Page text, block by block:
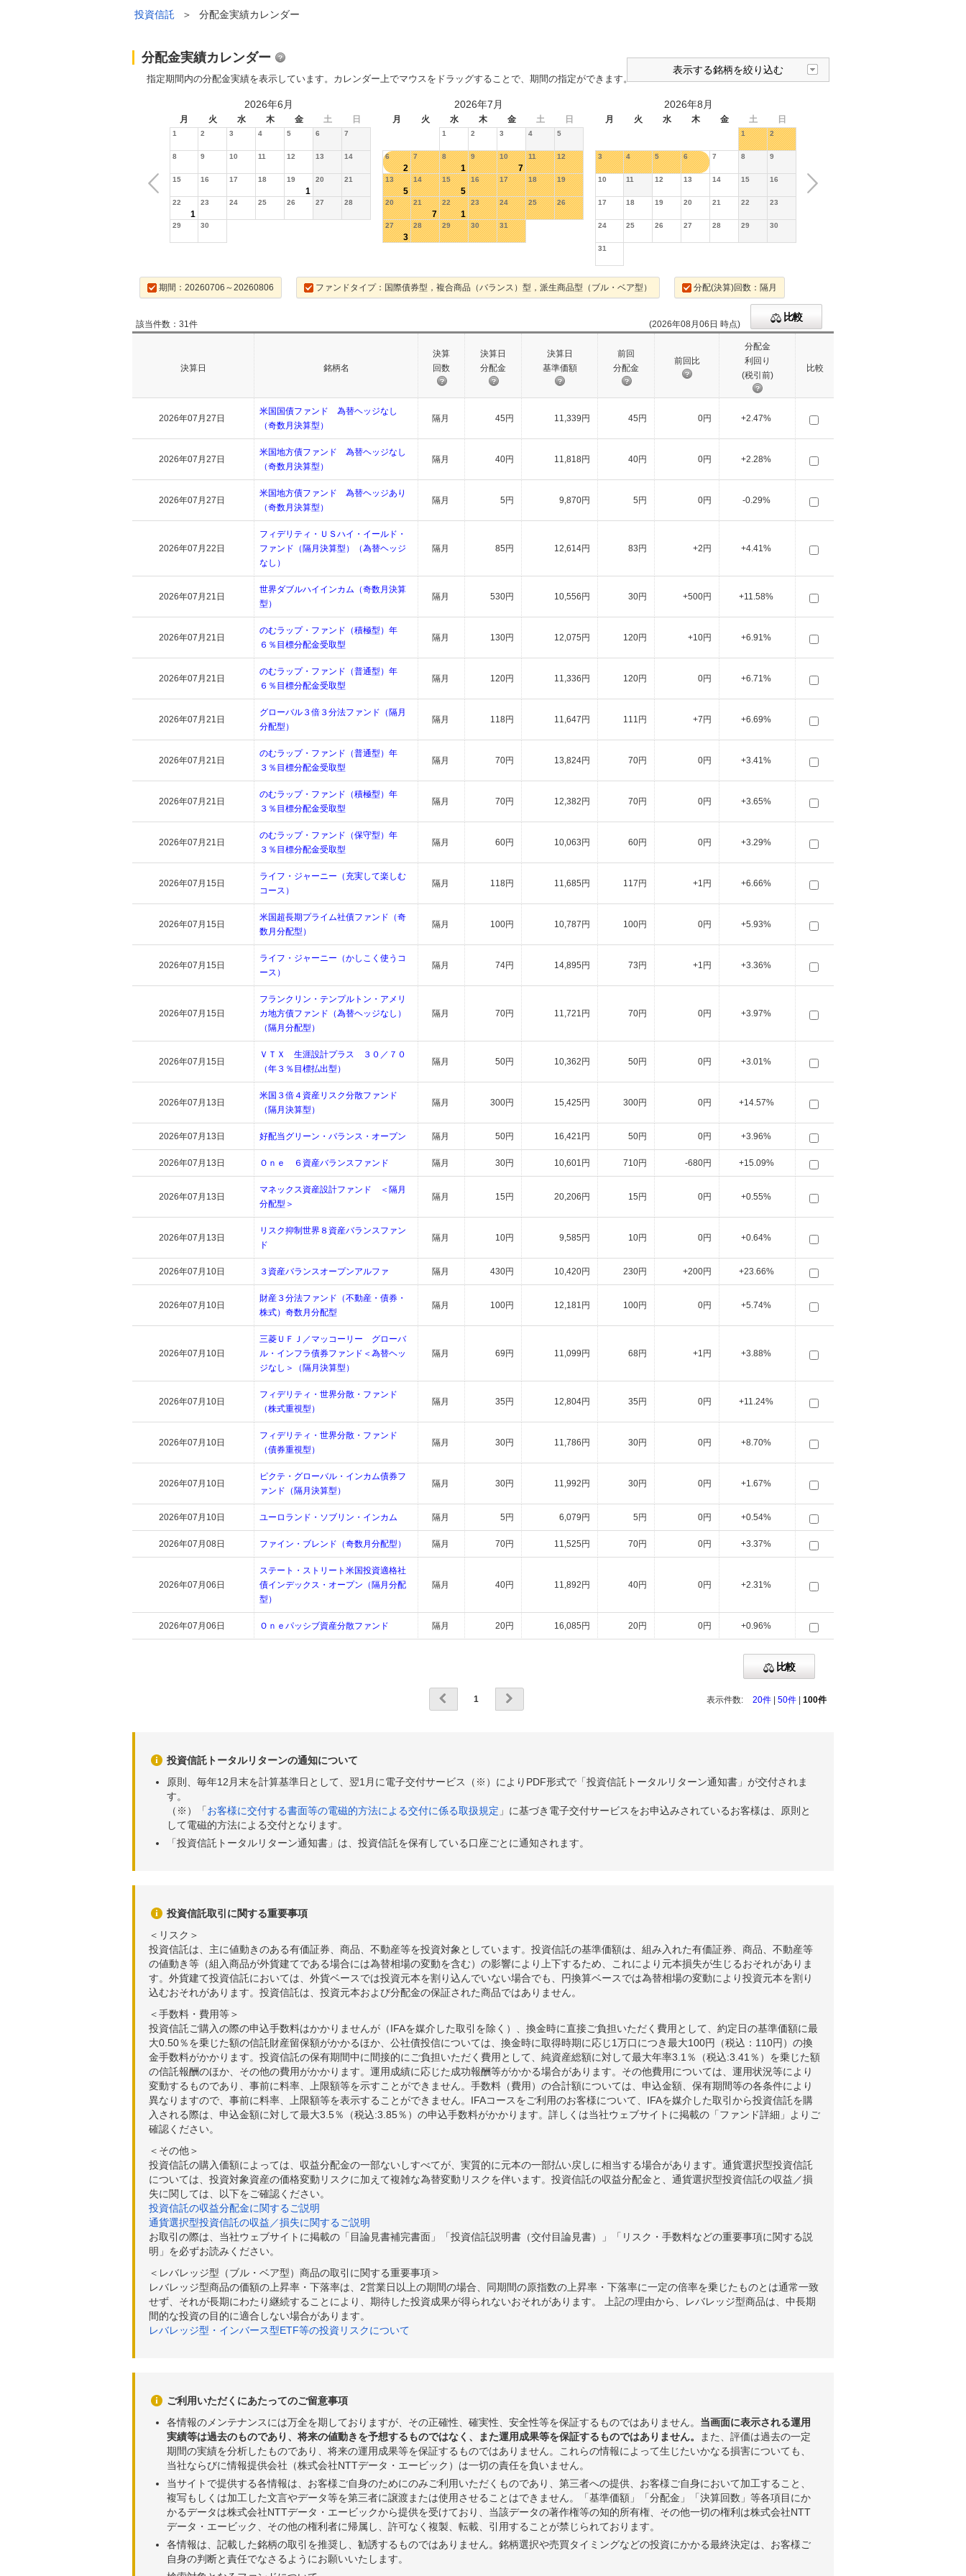
投資信託 ＞ 分配金実績カレンダー
分配金実績カレンダー
表示する銘柄を絞り込む
指定期間内の分配金実績を表示しています。カレンダー上でマウスをドラッグすることで、期間の指定ができます。
2026年6月 2026年7月 2026年8月
月 火 水 木 金 土 日 月 火 水 木 金 土 日 月 火 水 木 金 土 日
1 2 3 4 5 6 7
8 9 10 11 12 13 14
15 16 17 18 19
1
20 21
22
1
23 24 25 26 27 28
29 30
1 2 3 4 5
6
2
7 8
1
9 10
7
11 12
13
5
14 15
5
16 17 18 19
20 21
7
22
1
23 24 25 26
27
3
28 29 30 31
1 2
3 4 5 6 7 8 9
10 11 12 13 14 15 16
17 18 19 20 21 22 23
24 25 26 27 28 29 30
31
期間：20260706～20260806 ファンドタイプ：国際債券型，複合商品（バランス）型，派生商品型（ブル・ベア型） 分配(決算)回数：隔月
該当件数：31件
比較
(2026年08月06日 時点)
決算日 銘柄名
決算
回数
決算日
分配金
決算日
基準価額
前回
分配金
前回比
分配金
利回り
(税引前)
比較
2026年07月27日
米国国債ファンド 為替ヘッジなし
（奇数月決算型）
隔月 45円 11,339円 45円 0円 +2.47%
2026年07月27日
米国地方債ファンド 為替ヘッジなし
（奇数月決算型）
隔月 40円 11,818円 40円 0円 +2.28%
2026年07月27日
米国地方債ファンド 為替ヘッジあり
（奇数月決算型）
隔月 5円 9,870円 5円 0円 -0.29%
2026年07月22日
フィデリティ・ＵＳハイ・イールド・
ファンド（隔月決算型）（為替ヘッジ
なし）
隔月 85円 12,614円 83円 +2円 +4.41%
2026年07月21日
世界ダブルハイインカム（奇数月決算
型）
隔月 530円 10,556円 30円 +500円 +11.58%
2026年07月21日
のむラップ・ファンド（積極型）年
６％目標分配金受取型
隔月 130円 12,075円 120円 +10円 +6.91%
2026年07月21日
のむラップ・ファンド（普通型）年
６％目標分配金受取型
隔月 120円 11,336円 120円 0円 +6.71%
2026年07月21日
グローバル３倍３分法ファンド（隔月
分配型）
隔月 118円 11,647円 111円 +7円 +6.69%
2026年07月21日
のむラップ・ファンド（普通型）年
３％目標分配金受取型
隔月 70円 13,824円 70円 0円 +3.41%
2026年07月21日
のむラップ・ファンド（積極型）年
３％目標分配金受取型
隔月 70円 12,382円 70円 0円 +3.65%
2026年07月21日
のむラップ・ファンド（保守型）年
３％目標分配金受取型
隔月 60円 10,063円 60円 0円 +3.29%
2026年07月15日
ライフ・ジャーニー（充実して楽しむ
コース）
隔月 118円 11,685円 117円 +1円 +6.66%
2026年07月15日
米国超長期プライム社債ファンド（奇
数月分配型）
隔月 100円 10,787円 100円 0円 +5.93%
2026年07月15日
ライフ・ジャーニー（かしこく使うコ
ース）
隔月 74円 14,895円 73円 +1円 +3.36%
2026年07月15日
フランクリン・テンプルトン・アメリ
カ地方債ファンド（為替ヘッジなし）
（隔月分配型）
隔月 70円 11,721円 70円 0円 +3.97%
2026年07月15日
ＶＴＸ 生涯設計プラス ３０／７０
（年３％目標払出型）
隔月 50円 10,362円 50円 0円 +3.01%
2026年07月13日
米国３倍４資産リスク分散ファンド
（隔月決算型）
隔月 300円 15,425円 300円 0円 +14.57%
2026年07月13日 好配当グリーン・バランス・オープン 隔月 50円 16,421円 50円 0円 +3.96%
2026年07月13日 Ｏｎｅ ６資産バランスファンド 隔月 30円 10,601円 710円 -680円 +15.09%
2026年07月13日
マネックス資産設計ファンド ＜隔月
分配型＞
隔月 15円 20,206円 15円 0円 +0.55%
2026年07月13日
リスク抑制世界８資産バランスファン
ド
隔月 10円 9,585円 10円 0円 +0.64%
2026年07月10日 ３資産バランスオープンアルファ 隔月 430円 10,420円 230円 +200円 +23.66%
2026年07月10日
財産３分法ファンド（不動産・債券・
株式）奇数月分配型
隔月 100円 12,181円 100円 0円 +5.74%
2026年07月10日
三菱ＵＦＪ／マッコーリー グローバ
ル・インフラ債券ファンド＜為替ヘッ
ジなし＞（隔月決算型）
隔月 69円 11,099円 68円 +1円 +3.88%
2026年07月10日
フィデリティ・世界分散・ファンド
（株式重視型）
隔月 35円 12,804円 35円 0円 +11.24%
2026年07月10日
フィデリティ・世界分散・ファンド
（債券重視型）
隔月 30円 11,786円 30円 0円 +8.70%
2026年07月10日
ピクテ・グローバル・インカム債券フ
ァンド（隔月決算型）
隔月 30円 11,992円 30円 0円 +1.67%
2026年07月10日 ユーロランド・ソブリン・インカム 隔月 5円 6,079円 5円 0円 +0.54%
2026年07月08日 ファイン・ブレンド（奇数月分配型） 隔月 70円 11,525円 70円 0円 +3.37%
2026年07月06日
ステート・ストリート米国投資適格社
債インデックス・オープン（隔月分配
型）
隔月 40円 11,892円 40円 0円 +2.31%
2026年07月06日 Ｏｎｅパッシブ資産分散ファンド 隔月 20円 16,085円 20円 0円 +0.96%
比較
1 表示件数: 20件 50件 100件
投資信託トータルリターンの通知について
原則、毎年12月末を計算基準日として、翌1月に電子交付サービス（※）によりPDF形式で「投資信託トータルリターン通知書」が交付されま
す。
（※）「お客様に交付する書面等の電磁的方法による交付に係る取扱規定 」に基づき電子交付サービスをお申込みされているお客様は、原則と
して電磁的方法による交付となります。
「投資信託トータルリターン通知書」は、投資信託を保有している口座ごとに通知されます。
投資信託取引に関する重要事項
＜リスク＞
投資信託は、主に値動きのある有価証券、商品、不動産等を投資対象としています。投資信託の基準価額は、組み入れた有価証券、商品、不動産等
の値動き等（組入商品が外貨建てである場合には為替相場の変動を含む）の影響により上下するため、これにより元本損失が生じるおそれがありま
す。外貨建て投資信託においては、外貨ベースでは投資元本を割り込んでいない場合でも、円換算ベースでは為替相場の変動により投資元本を割り
込むおそれがあります。投資信託は、投資元本および分配金の保証された商品ではありません。
＜手数料・費用等＞
投資信託ご購入の際の申込手数料はかかりませんが（IFAを媒介した取引を除く）、換金時に直接ご負担いただく費用として、約定日の基準価額に最
大0.50％を乗じた額の信託財産留保額がかかるほか、公社債投信については、換金時に取得時期に応じ1万口につき最大100円（税込：110円）の換
金手数料がかかります。投資信託の保有期間中に間接的にご負担いただく費用として、純資産総額に対して最大年率3.1％（税込:3.41％）を乗じた額
の信託報酬のほか、その他の費用がかかります。運用成績に応じた成功報酬等がかかる場合があります。その他費用については、運用状況等により
変動するものであり、事前に料率、上限額等を示すことができません。手数料（費用）の合計額については、申込金額、保有期間等の各条件により
異なりますので、事前に料率、上限額等を表示することができません。IFAコースをご利用のお客様について、IFAを媒介した取引から投資信託を購
入される際は、申込金額に対して最大3.5％（税込:3.85％）の申込手数料がかかります。詳しくは当社ウェブサイトに掲載の「ファンド詳細」よりご
確認ください。
＜その他＞
投資信託の購入価額によっては、収益分配金の一部ないしすべてが、実質的に元本の一部払い戻しに相当する場合があります。通貨選択型投資信託
については、投資対象資産の価格変動リスクに加えて複雑な為替変動リスクを伴います。投資信託の収益分配金と、通貨選択型投資信託の収益／損
失に関しては、以下をご確認ください。
投資信託の収益分配金に関するご説明
通貨選択型投資信託の収益／損失に関するご説明
お取引の際は、当社ウェブサイトに掲載の「目論見書補完書面」「投資信託説明書（交付目論見書）」「リスク・手数料などの重要事項に関する説
明」を必ずお読みください。
＜レバレッジ型（ブル・ベア型）商品の取引に関する重要事項＞
レバレッジ型商品の価額の上昇率・下落率は、2営業日以上の期間の場合、同期間の原指数の上昇率・下落率に一定の倍率を乗じたものとは通常一致
せず、それが長期にわたり継続することにより、期待した投資成果が得られないおそれがあります。 上記の理由から、レバレッジ型商品は、中長期
間的な投資の目的に適合しない場合があります。
レバレッジ型・インバース型ETF等の投資リスクについて
ご利用いただくにあたってのご留意事項
各情報のメンテナンスには万全を期しておりますが、その正確性、確実性、安全性等を保証するものではありません。 当画面に表示される運用
実績等は過去のものであり、将来の値動きを予想するものではなく、また運用成果等を保証するものではありません。
また、評価は過去の一定
期間の実績を分析したものであり、将来の運用成果等を保証するものではありません。これらの情報によって生じたいかなる損害についても、
当社ならびに情報提供会社（株式会社NTTデータ・エービック）は一切の責任を負いません。
当サイトで提供する各情報は、お客様ご自身のためにのみご利用いただくものであり、第三者への提供、お客様ご自身において加工すること、
複写もしくは加工した文言やデータ等を第三者に譲渡または使用させることはできません。「基準価額」「分配金」「決算回数」等各項目にか
かるデータは株式会社NTTデータ・エービックから提供を受けており、当該データの著作権等の知的所有権、その他一切の権利は株式会社NTT
データ・エービック、その他の権利者に帰属し、許可なく複製、転載、引用することが禁じられております。
各情報は、記載した銘柄の取引を推奨し、勧誘するものではありません。銘柄選択や売買タイミングなどの投資にかかる最終決定は、お客様ご
自身の判断と責任でなさるようにお願いいたします。